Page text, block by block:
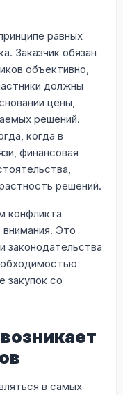
равных
Заказчик обязан
объективно,
должны
цены,
решений.
когда в
финансовая
решений.
конфликта
Это
законодательства
закупок со
в самых